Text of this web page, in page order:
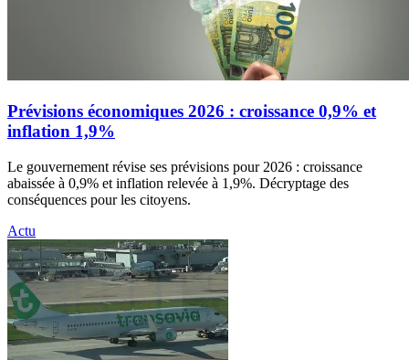
Prévisions économiques 2026 : croissance 0,9% et
inflation 1,9%
Le gouvernement révise ses prévisions pour 2026 : croissance
abaissée à 0,9% et inflation relevée à 1,9%. Décryptage des
conséquences pour les citoyens.
Actu